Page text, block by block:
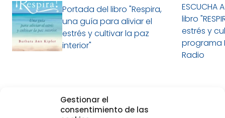
Gestionar el
consentimiento de las
Portada del libro "Respira,
una guía para aliviar el
estrés y cultivar la paz
interior"
libro
estrés y
programa
Radio